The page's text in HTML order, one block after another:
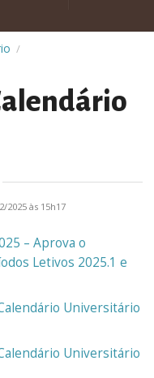
/
2025 às 15h17
– Aprova o
Letivos 2025.1 e
Universitário
Universitário